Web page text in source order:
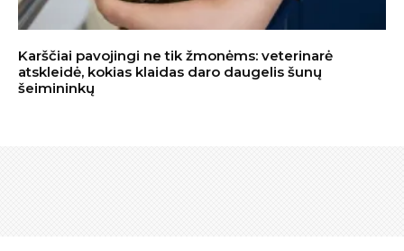
Karščiai pavojingi ne tik žmonėms: veterinarė
atskleidė, kokias klaidas daro daugelis šunų
šeimininkų